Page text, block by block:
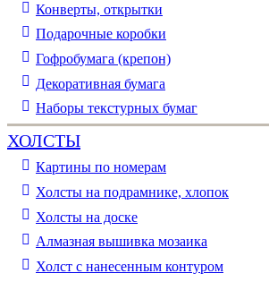
Конверты, открытки
Подарочные коробки
Гофробумага (крепон)
Декоративная бумага
Наборы текстурных бумаг
ХОЛСТЫ
Картины по номерам
Холсты на подрамнике, хлопок
Холсты на доске
Алмазная вышивка мозаика
Холст с нанесенным контуром